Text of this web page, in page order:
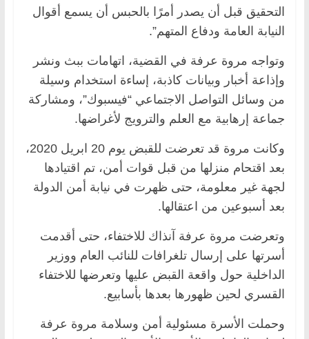
التحقيق قبل أن يصدر أمرًا بالحبس أن يسمع أقوال
النيابة العامة ودفاع المتهم”.
وتواجه مروة عرفة في القضية، اتهامات ببث ونشر
وإذاعة أخبار وبيانات كاذبة، إساءة استخدام وسيلة
من وسائل التواصل الاجتماعي “فيسبوك”، ومشاركة
جماعة إرهابية مع العلم والترويج لأغراضها.
وكانت مروة قد تعرضت للقبض يوم 20 ابريل 2020،
بعد اقتحام منزلها من قبل قوات أمن، تم اقتيادها
لجهة غير معلومة، حتى ظهرت في نيابة أمن الدولة
بعد أسبوعين من اعتقالها.
وتعرضت مروة عرفة آنذاك للاختفاء، حتى أقدمت
أسرتها على إرسال تلغرافات للنائب العام ووزير
الداخلية حول واقعة القبض عليها وتعرضها للاختفاء
القسري لحين ظهورها بعدها بأسابيع.
وحملت الأسرة مسئولية أمن وسلامة مروة عرفة